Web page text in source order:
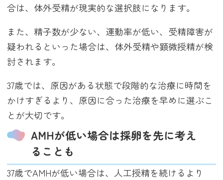
合は、体外受精が現実的な選択肢になります。
また、精子数が少ない、運動率が低い、受精障害が
疑われるといった場合は、体外受精や顕微授精が検
討されます。
37歳では、原因がある状態で段階的な治療に時間を
かけすぎるより、原因に合った治療を早めに選ぶこ
とが大切です。
AMHが低い場合は採卵を先に考え
ることも
37歳でAMHが低い場合は、人工授精を続けるより